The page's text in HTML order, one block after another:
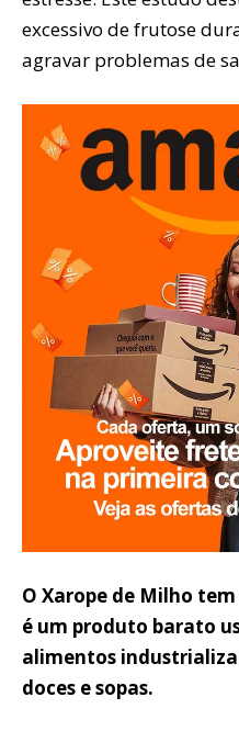
excessivo de frutose
agravar problemas de
O Xarope de Milho
é um produto barato
alimentos
doces e sopas.